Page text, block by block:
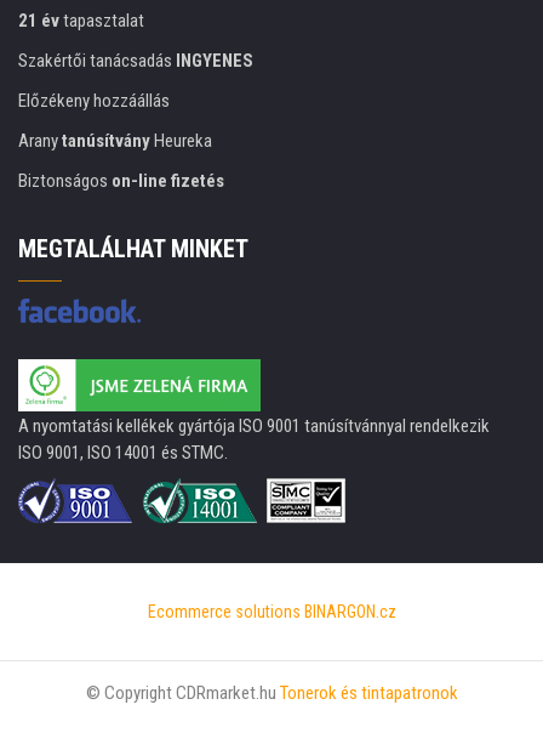
21 évtapasztalat
Szakértői tanácsadás
INGYENES
Előzékeny hozzáállás
Aranytanúsítvány Heureka
Biztonságos on-line fizetés
MEGTALÁLHAT MINKET
A nyomtatási kellékek gyártója ISO 9001 tanúsítvánnyal rendelkezik
ISO 9001, ISO 14001 és STMC.
Ecommerce solutions BINARGON.cz
© Copyright CDRmarket.hu Tonerok és tintapatronok